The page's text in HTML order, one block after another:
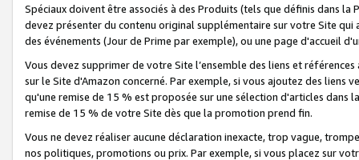
Spéciaux doivent être associés à des Produits (tels que définis dans
devez présenter du contenu original supplémentaire sur votre Site qui
des événements (Jour de Prime par exemple), ou une page d'accueil
Vous devez supprimer de votre Site l’ensemble des liens et
sur le Site d'Amazon concerné. Par exemple, si vous ajoutez des
qu'une remise de 15 % est proposée sur une sélection d'articles
remise de 15 % de votre Site dès que la promotion prend fin.
Vous ne devez réaliser aucune déclaration inexacte, trop vague,
nos politiques, promotions ou prix. Par exemple, si vous placez sur